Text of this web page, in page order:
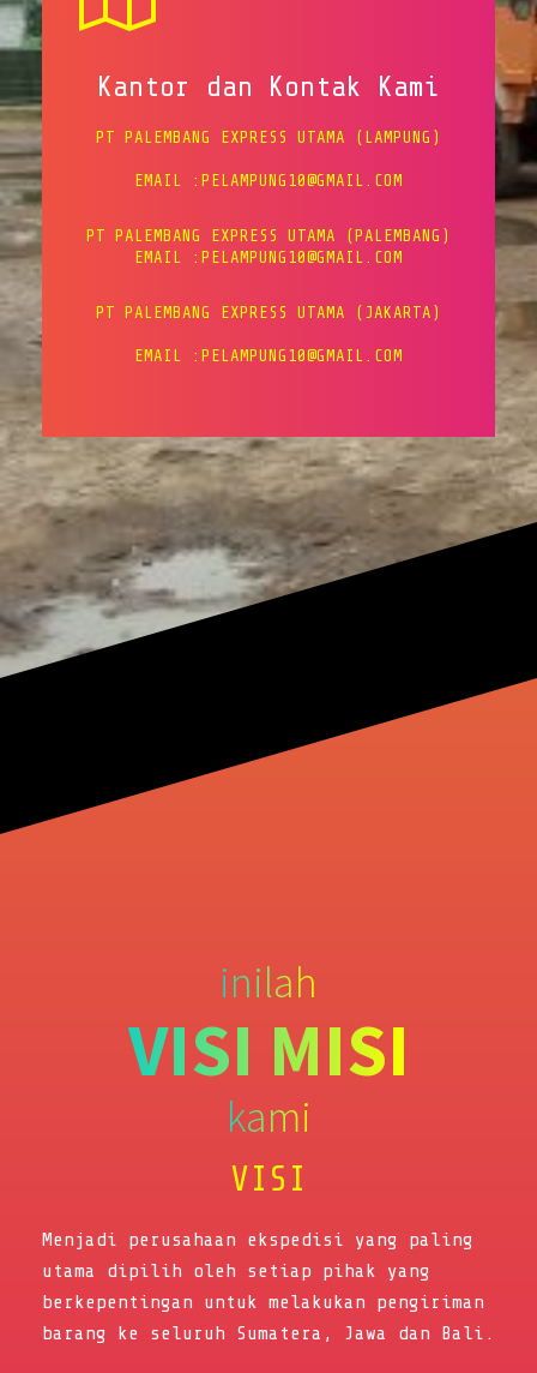
Kantor dan Kontak Kami
PT PALEMBANG EXPRESS UTAMA (LAMPUNG)
EMAIL :PELAMPUNG10@GMAIL.COM
PT PALEMBANG EXPRESS UTAMA (PALEMBANG)
EMAIL :PELAMPUNG10@GMAIL.COM
PT PALEMBANG EXPRESS UTAMA (JAKARTA)
EMAIL :PELAMPUNG10@GMAIL.COM
inilah
VISI MISI
kami
VISI
Menjadi perusahaan ekspedisi yang paling
utama dipilih oleh setiap pihak yang
berkepentingan untuk melakukan pengiriman
barang ke seluruh Sumatera, Jawa dan Bali.